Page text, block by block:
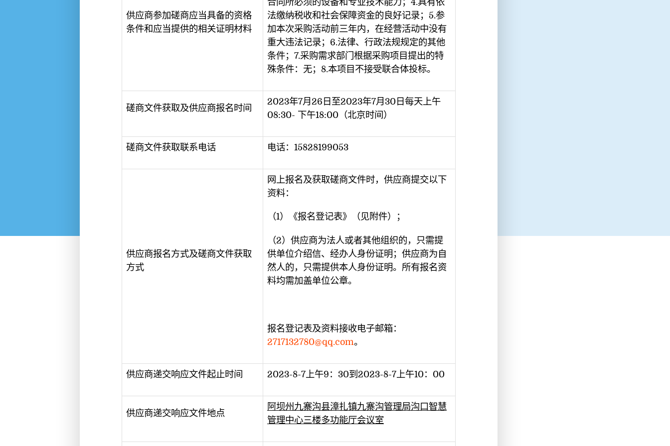
供应商参加磋商应当具备的资格
条件和应当提供的相关证明材料
法缴纳税收和社会保障资金的良好记录；5.参
加本次采购活动前三年内，在经营活动中没有
重大违法记录；6.法律、行政法规规定的其他
条件；7.采购需求部门根据采购项目提出的特
殊条件：无；8.本项目不接受联合体投标。
磋商文件获取及供应商报名时间
2023年7月26日至2023年7月30日每天上午
08:30- 下午18:00（北京时间）
磋商文件获取联系电话 电话：15828199053
供应商报名方式及磋商文件获取
方式
网上报名及获取磋商文件时，供应商提交以下
资料：
（1）《报名登记表》（见附件）；
（2）供应商为法人或者其他组织的，只需提
供单位介绍信、经办人身份证明；供应商为自
然人的，只需提供本人身份证明。所有报名资
料均需加盖单位公章。
报名登记表及资料接收电子邮箱：
2717132780@qq.com。
供应商递交响应文件起止时间 2023-8-7上午9：30到2023-8-7上午10：00
供应商递交响应文件地点
阿坝州九寨沟县漳扎镇九寨沟管理局沟口智慧
管理中心三楼多功能厅会议室